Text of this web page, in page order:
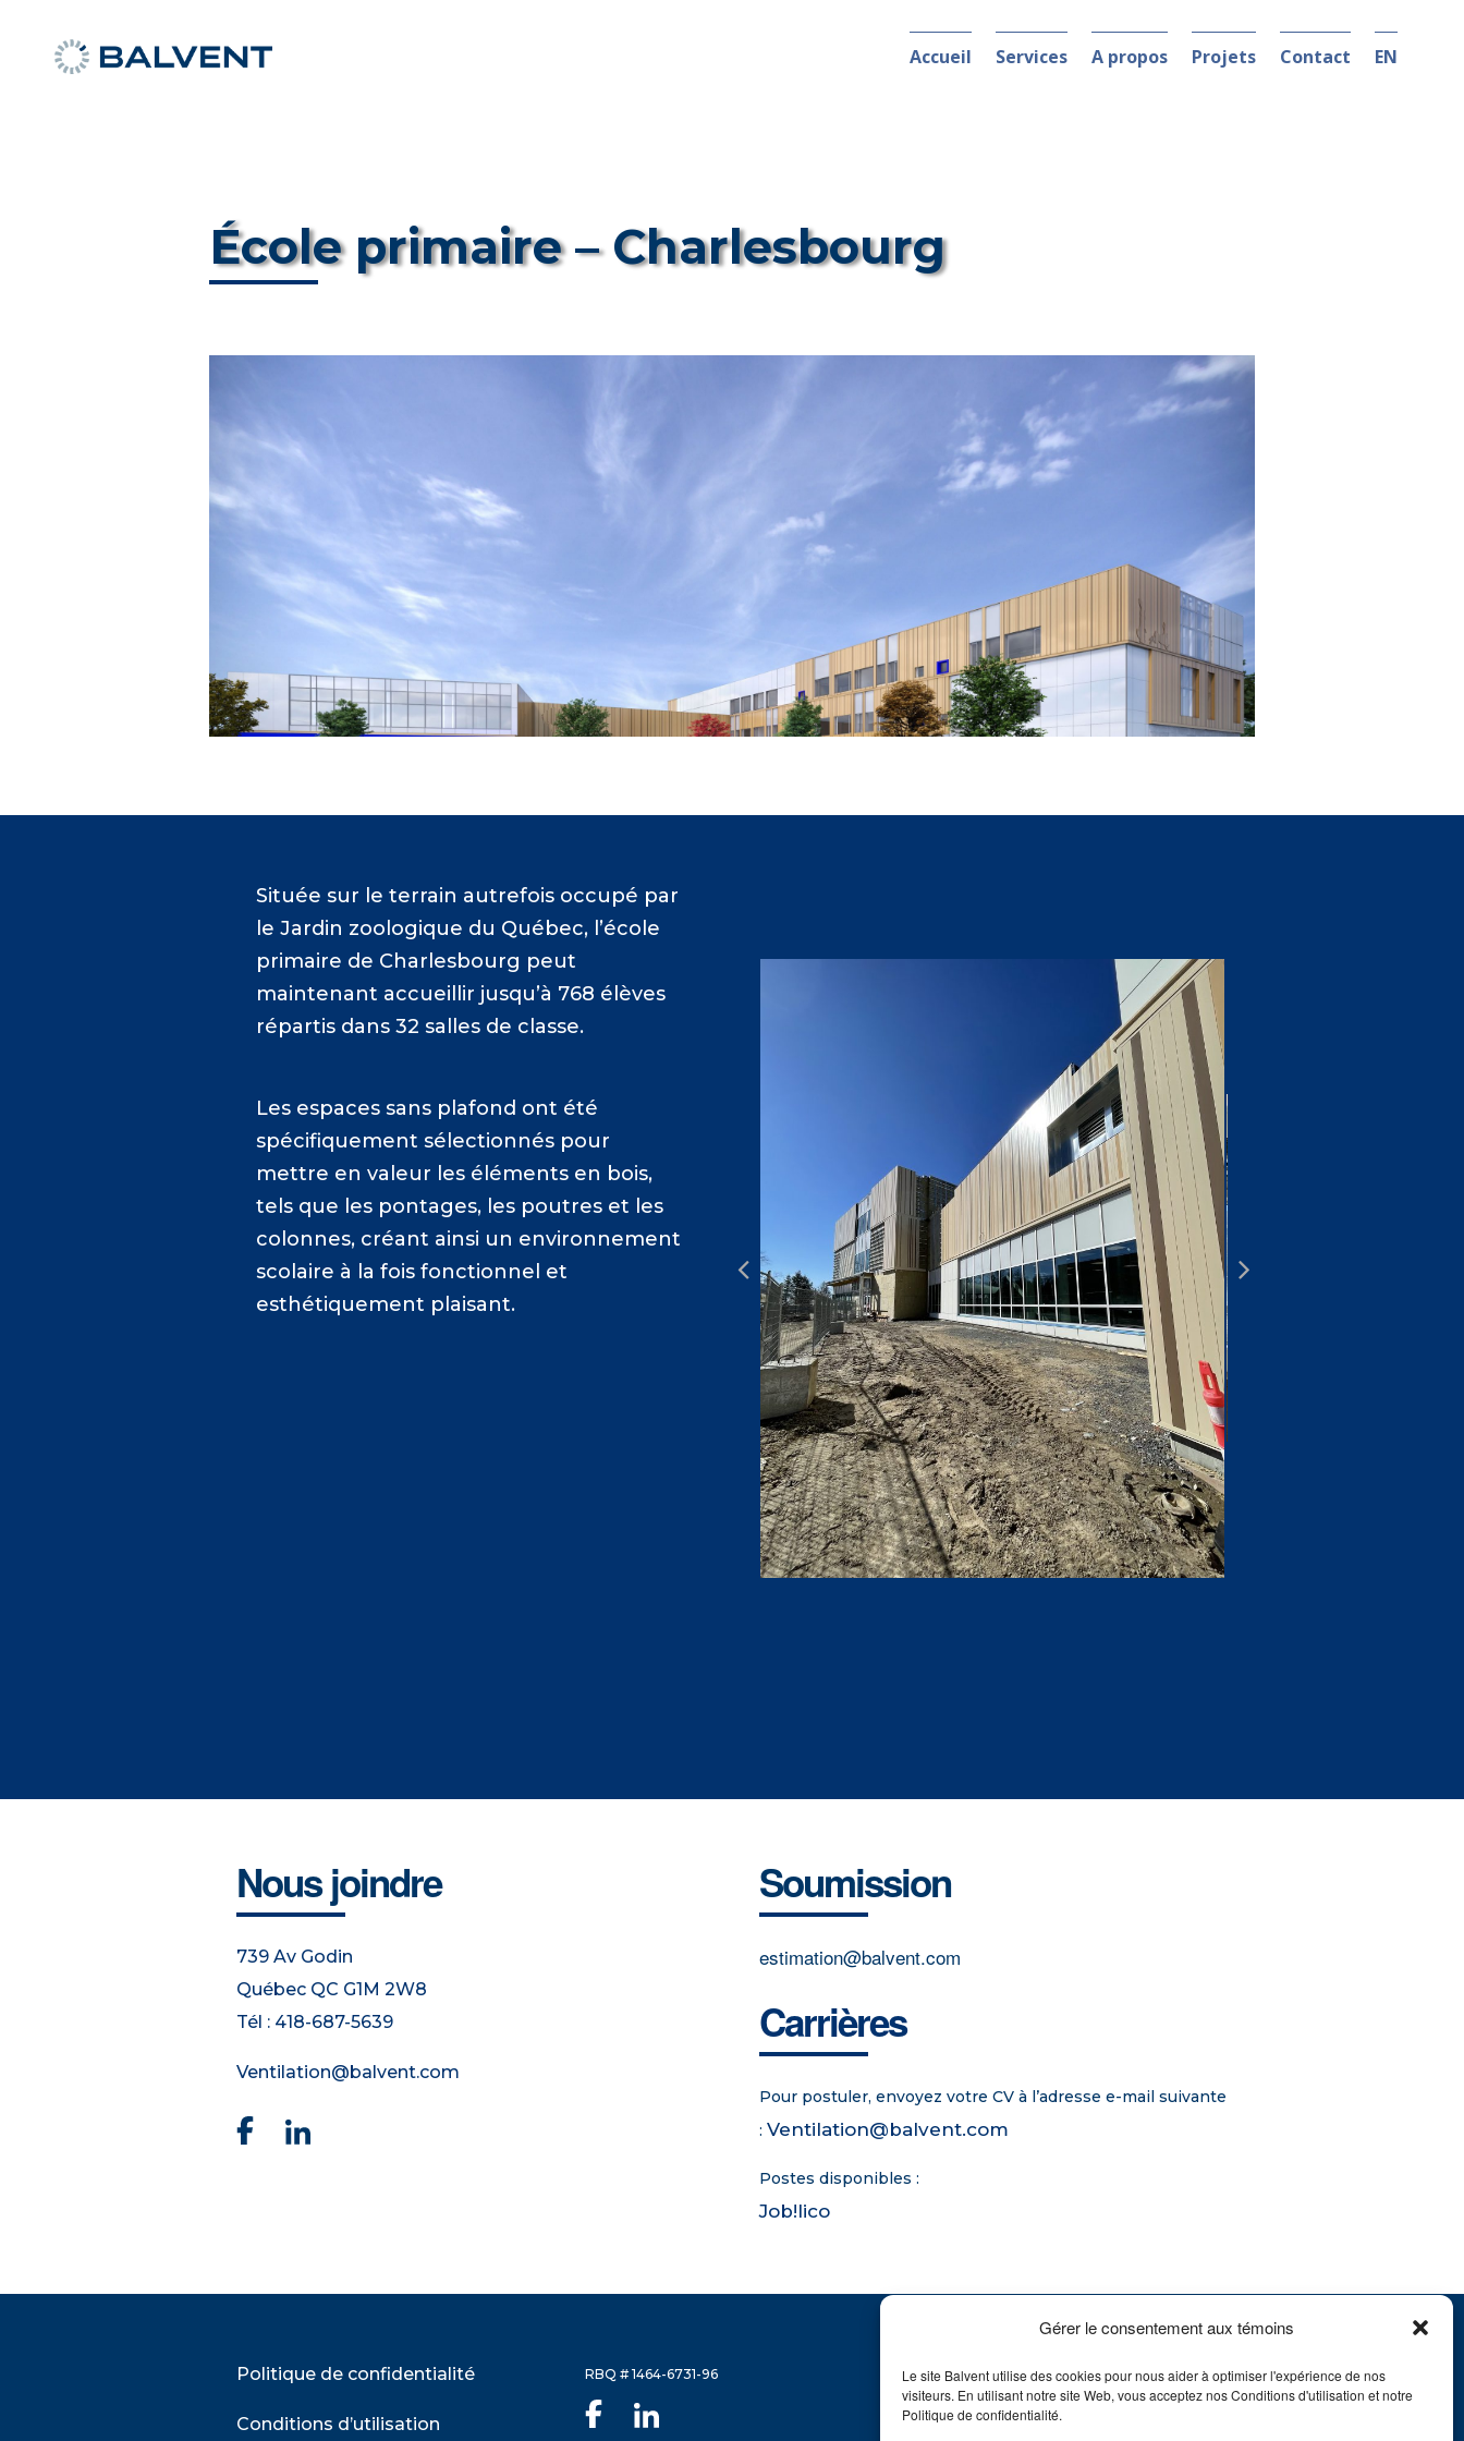
Gérer le consentement aux témoins
Le site Balvent utilise des cookies pour nous aider à optimiser l'expérience de nos
visiteurs. En utilisant notre site Web, vous acceptez nos Conditions d'utilisation et notre
Politique de confidentialité.
Accueil Services A propos Projets Contact EN
École primaire – Charlesbourg
Située sur le terrain autrefois occupé par
le Jardin zoologique du Québec, l’école
primaire de Charlesbourg peut
maintenant accueillir jusqu’à 768 élèves
répartis dans 32 salles de classe.
Les espaces sans plafond ont été
spécifiquement sélectionnés pour
mettre en valeur les éléments en bois,
tels que les pontages, les poutres et les
colonnes, créant ainsi un environnement
scolaire à la fois fonctionnel et
esthétiquement plaisant.
Nous joindre
739 Av Godin
Québec QC G1M 2W8
Tél : 418-687-5639
Ventilation@balvent.com
Soumission
estimation@balvent.com
Carrières
Pour postuler, envoyez votre CV à l’adresse e-mail suivante
:Ventilation@balvent.com
​Postes disponibles :
Job!lico
Politique de confidentialité
Conditions d’utilisation
RBQ # 1464-6731-96